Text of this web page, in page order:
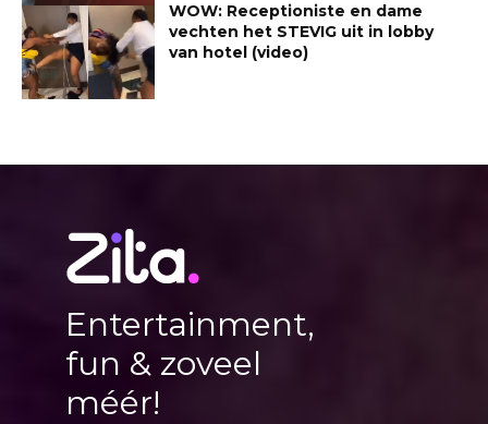
WOW: Receptioniste en dame
vechten het STEVIG uit in lobby
van hotel (video)
Entertainment,
fun & zoveel
méér!